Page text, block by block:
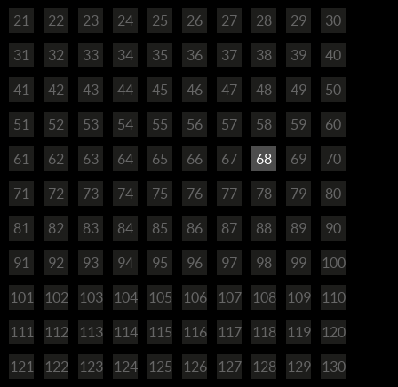
21 22 23 24 25 26 27 28 29 30
31 32 33 34 35 36 37 38 39 40
41 42 43 44 45 46 47 48 49 50
51 52 53 54 55 56 57 58 59 60
61 62 63 64 65 66 67 68 69 70
71 72 73 74 75 76 77 78 79 80
81 82 83 84 85 86 87 88 89 90
91 92 93 94 95 96 97 98 99 100
101 102 103 104 105 106 107 108 109 110
111 112 113 114 115 116 117 118 119 120
121 122 123 124 125 126 127 128 129 130